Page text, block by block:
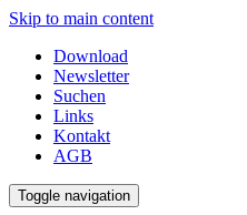
Skip to main content
Download
Newsletter
Suchen
Links
Kontakt
AGB
Toggle navigation